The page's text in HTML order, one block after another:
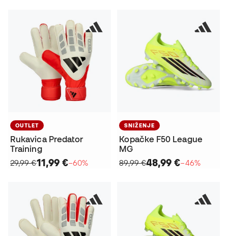
OUTLET
Rukavica Predator
Training
29,99 €11,99 €−60%
SNIŽENJE
Kopačke F50 League
MG
89,99 €48,99 €−46%